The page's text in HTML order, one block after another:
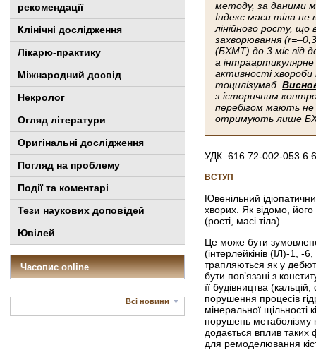
рекомендації
Клінічні дослідження
Лікарю-практику
Міжнародний досвід
Некролог
Огляд літератури
Оригінальні дослідження
Погляд на проблему
Події та коментарі
Тези наукових доповідей
Ювілей
Часопис online
Всі новини
методу, за даними
Індекс маси тіла не
лінійного росту, що
захворювання
(БХМТ) до 3 міс від
а
активності
тоцилізумаб.
з історичним
перебігом мають не
отримують лише
УДК: 616.72-002-
ВСТУП
Ювенільний
хворих. Як відомо,
(рості, масі тіла).
Це може бути
(інтерлейкінів (ІЛ)-1, -
трапляються як у
бути пов’язані з
її будівництва
порушення процесів
мінеральної щільності
порушень метаболізму
додається вплив таких
для ремоделювання